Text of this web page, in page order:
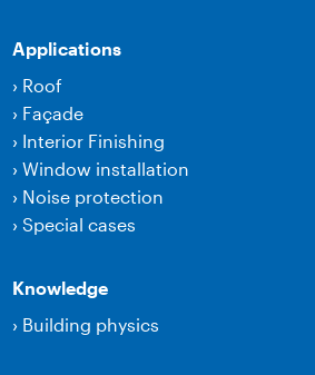
Applications
› Roof
› Façade
› Interior Finishing
›Window installation
› Noise protection
›Special cases
Knowledge
› Building physics